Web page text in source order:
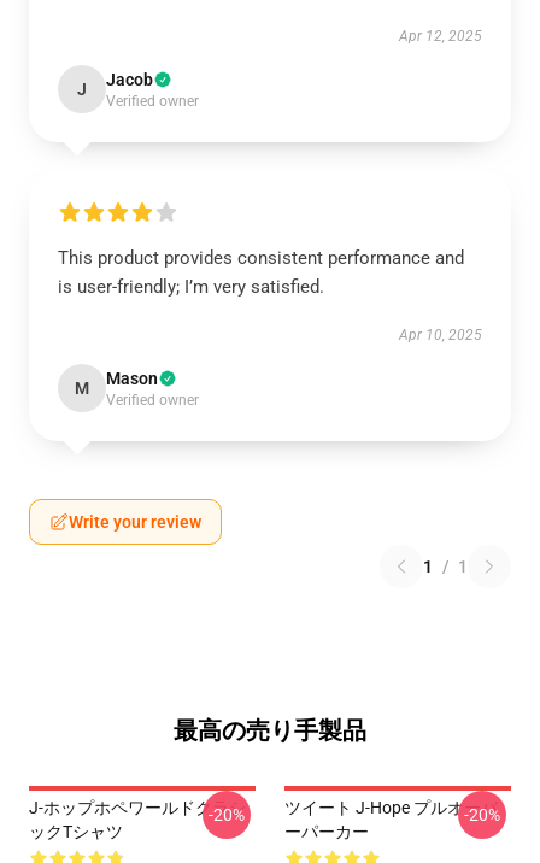
Apr 12, 2025
J Jacob
Verified owner
This product provides consistent performance and
is user-friendly; I’m very satisfied.
Apr 10, 2025
M Mason
Verified owner
Write your review
1 / 1
最高の売り手製品
J-ホップホペワールドクラシ
ックTシャツ
-20%
ツイート J-Hope プルオーバ
ーパーカー
-20%